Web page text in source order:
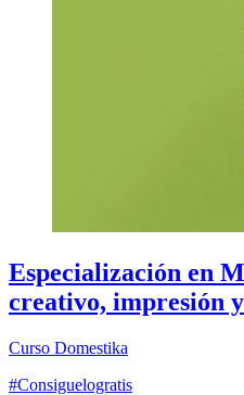
Especialización en
creativo, impresión
Curso Domestika
#Consiguelogratis